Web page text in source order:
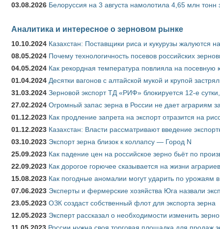
03.08.2026 Белоруссия на 3 августа намолотила 4,65 млн тонн
Аналитика и интересное о зерновом рынке
10.10.2024 Казахстан: Поставщики риса и кукурузы жалуются
08.05.2024 Почему технологичность посевов российских
04.05.2024 Как рекордная температура повлияла на
01.04.2024 Десятки вагонов с алтайской мукой и крупой
31.03.2024 Зерновой экспорт ТД «РИФ» блокируется 12-е
27.02.2024 Огромный запас зерна в России не дает аграриям
01.12.2023 Как продление запрета на экспорт отразится на
01.12.2023 Казахстан: Власти рассматривают введение
03.10.2023 Экспорт зерна близок к коллапсу — Город N
25.09.2023 Как падение цен на российское зерно бьёт по
22.09.2023 Как дорогое горючее сказывается на жизни аграриев
15.08.2023 Как погодные аномалии могут ударить по урожаям
07.06.2023 Эксперты и фермерские хозяйства Юга назвали
23.05.2023 ОЗК создаст собственный флот для экспорта зерна
12.05.2023 Эксперт рассказал о необходимости изменить